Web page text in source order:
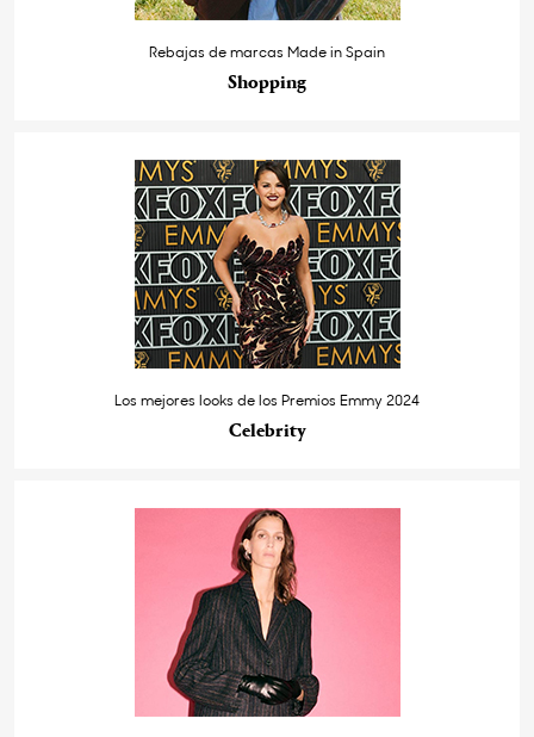
Rebajas de marcas Made in Spain
Shopping
Los mejores looks de los Premios Emmy 2024
Celebrity